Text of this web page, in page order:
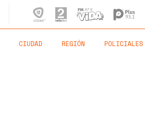
CIUDAD REGIÓN POLICIALES